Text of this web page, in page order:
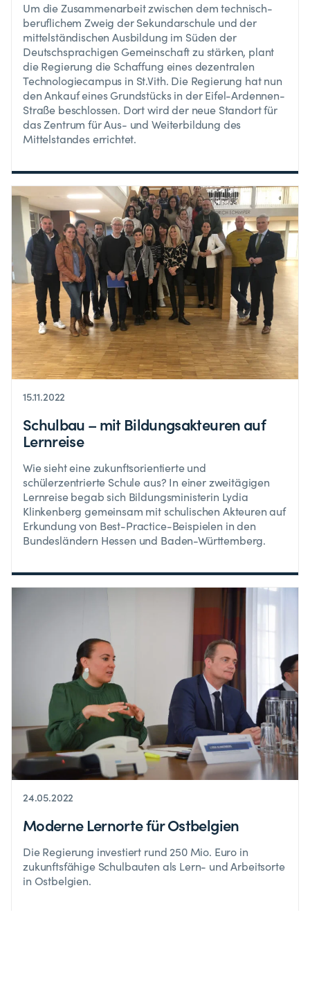
Um die Zusammenarbeit zwischen dem technisch-
beruflichem Zweig der Sekundarschule und der
mittelständischen Ausbildung im Süden der
Deutschsprachigen Gemeinschaft zu stärken, plant
die Regierung die Schaffung eines dezentralen
Technologiecampus in St.Vith. Die Regierung hat nun
den Ankauf eines Grundstücks in der Eifel-Ardennen-
Straße beschlossen. Dort wird der neue Standort für
das Zentrum für Aus- und Weiterbildung des
Mittelstandes errichtet.
15.11.2022
Schulbau – mit Bildungsakteuren auf
Lernreise
Wie sieht eine zukunftsorientierte und
schülerzentrierte Schule aus? In einer zweitägigen
Lernreise begab sich Bildungsministerin Lydia
Klinkenberg gemeinsam mit schulischen Akteuren auf
Erkundung von Best-Practice-Beispielen in den
Bundesländern Hessen und Baden-Württemberg.
24.05.2022
Moderne Lernorte für Ostbelgien
Die Regierung investiert rund 250 Mio. Euro in
zukunftsfähige Schulbauten als Lern- und Arbeitsorte
in Ostbelgien.